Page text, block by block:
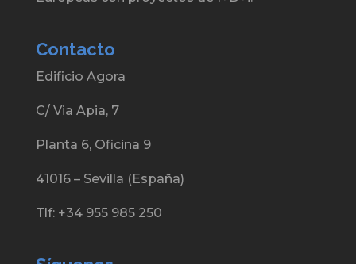
Contacto
Edificio Agora
C/ Via Apia, 7
Planta 6, Oficina 9
41016 – Sevilla (España)
Tlf: +34 955 985 250